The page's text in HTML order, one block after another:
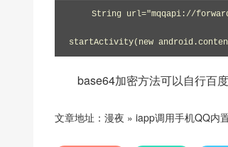
String url="mqqapi://
startActivity(new
base64加密方法可以自行百度
文章地址： 漫夜 » iapp调用手机QQ内